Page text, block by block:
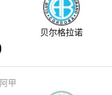
贝尔格拉诺
阿甲